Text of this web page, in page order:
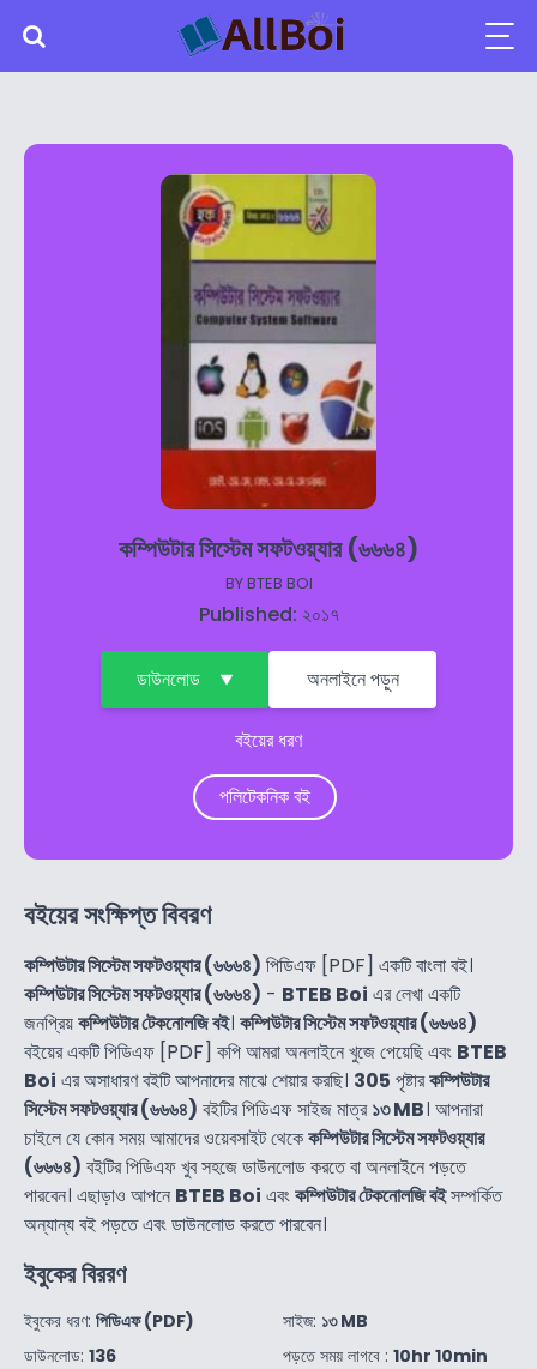
কম্পিউটার সিস্টেম সফটওয়্যার (৬৬৬৪)
BYBTEB BOI
Published: ২০১৭
ডাউনলোড অনলাইনে পড়ুন
বইয়ের ধরণ
পলিটেকনিক বই
বইয়ের সংক্ষিপ্ত বিবরণ
কম্পিউটার সিস্টেম সফটওয়্যার (৬৬৬৪) পিডিএফ [PDF] একটি বাংলা বই।
কম্পিউটার সিস্টেম সফটওয়্যার (৬৬৬৪) - BTEB Boi এর লেখা একটি
জনপ্রিয়কম্পিউটার টেকনোলজি বই। কম্পিউটার সিস্টেম সফটওয়্যার (৬৬৬৪)
বইয়ের একটি পিডিএফ [PDF] কপি আমরা অনলাইনে খুজে পেয়েছি এবং BTEB
Boi এর অসাধারণ বইটি আপনাদের মাঝে শেয়ার করছি। 305 পৃষ্টারকম্পিউটার
সিস্টেম সফটওয়্যার (৬৬৬৪) বইটির পিডিএফ সাইজ মাত্র১৩ MB। আপনারা
চাইলে যে কোন সময় আমাদের ওয়েবসাইট থেকেকম্পিউটার সিস্টেম সফটওয়্যার
(৬৬৬৪) বইটির পিডিএফ খুব সহজে ডাউনলোড করতে বা অনলাইনে পড়তে
পারবেন। এছাড়াও আপনে BTEB Boi এবংকম্পিউটার টেকনোলজি বইসম্পর্কিত
অন্যান্য বই পড়তে এবং ডাউনলোড করতে পারবেন।
ইবুকের বিররণ
ইবুকের ধরণ: পিডিএফ (PDF)
ডাউনলোড: 136
সাইজ: ১৩ MB
পড়তে সময় লাগবে : 10hr 10min